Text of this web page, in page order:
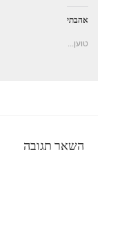
אהבתי
טוען...
השאר תגובה